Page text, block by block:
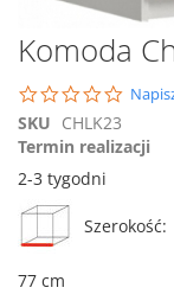
Przejdź
na
początek
galerii
Komoda
0.0
SKU CHLK23
Termin realizacji
2-3 tygodni
Szerokość:
77 cm